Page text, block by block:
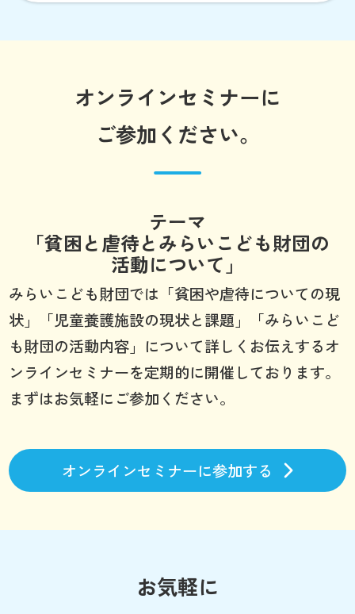
オンラインセミナーに
ご参加ください。
テーマ
「貧困と虐待とみらいこども財団の
活動について」
みらいこども財団では「貧困や虐待についての現
状」「児童養護施設の現状と課題」「みらいこど
も財団の活動内容」について詳しくお伝えするオ
ンラインセミナーを定期的に開催しております。
まずはお気軽にご参加ください。
オンラインセミナーに参加する
お気軽に